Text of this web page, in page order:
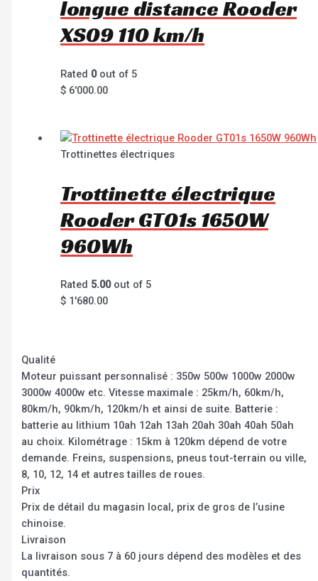
longue distance Rooder
XS09 110 km/h
Rated 0out of 5
$ 6'000.00
Trottinettes électriques
Trottinette électrique
Rooder GT01s 1650W
960Wh
Rated 5.00out of 5
$ 1'680.00
Qualité
Moteur puissant personnalisé : 350w 500w 1000w 2000w
3000w 4000w etc. Vitesse maximale : 25km/h, 60km/h,
80km/h, 90km/h, 120km/h et ainsi de suite. Batterie :
batterie au lithium 10ah 12ah 13ah 20ah 30ah 40ah 50ah
au choix. Kilométrage : 15km à 120km dépend de votre
demande. Freins, suspensions, pneus tout-terrain ou ville,
8, 10, 12, 14 et autres tailles de roues.
Prix
Prix de détail du magasin local, prix de gros de l’usine
chinoise.
Livraison
La livraison sous 7 à 60 jours dépend des modèles et des
quantités.